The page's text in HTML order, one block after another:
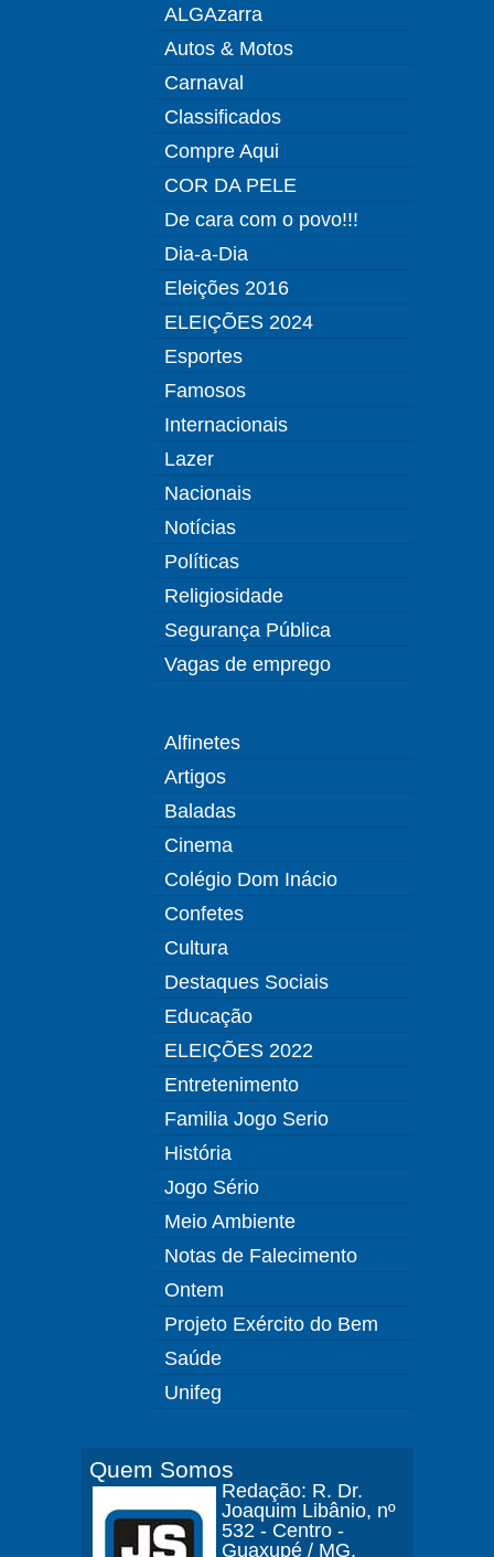
ALGAzarra
Autos & Motos
Carnaval
Classificados
Compre Aqui
COR DA PELE
De cara com o povo!!!
Dia-a-Dia
Eleições 2016
ELEIÇÕES 2024
Esportes
Famosos
Internacionais
Lazer
Nacionais
Notícias
Políticas
Religiosidade
Segurança Pública
Vagas de emprego
Alfinetes
Artigos
Baladas
Cinema
Colégio Dom Inácio
Confetes
Cultura
Destaques Sociais
Educação
ELEIÇÕES 2022
Entretenimento
Familia Jogo Serio
História
Jogo Sério
Meio Ambiente
Notas de Falecimento
Ontem
Projeto Exército do Bem
Saúde
Unifeg
Quem Somos
Redação: R. Dr.
Joaquim Libânio, nº
532 - Centro -
Guaxupé / MG.